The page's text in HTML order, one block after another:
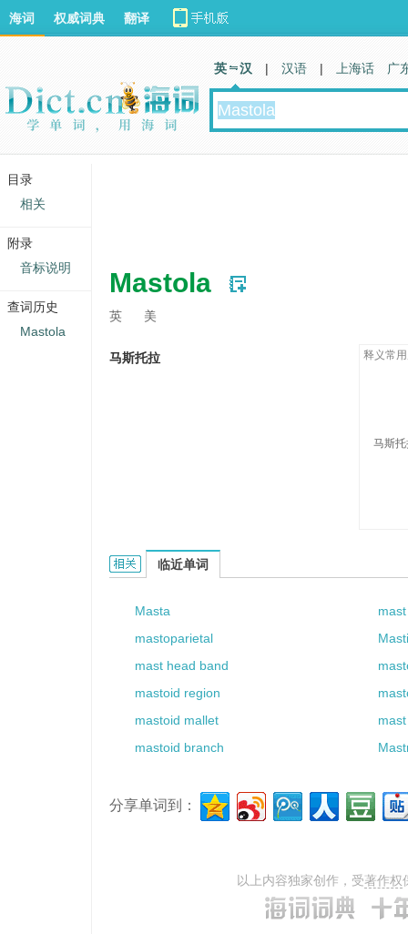
Mastola
英 美
马斯托拉 释义常
马斯
Mastola的相关资料：
临近单词
Masta
mast
mastoparietal
mast head band
mastoid region
mastoid mallet
mastoid branch
分享单词到：
以上内容独家创作，受著作权
海词 权威词典 翻译
英 汉 | 汉语 | 上海话 广
目录
相关
附录
音标说明
查词历史
Mastola